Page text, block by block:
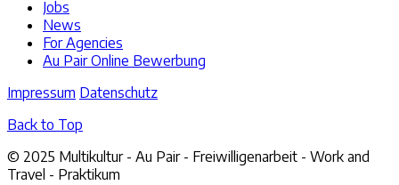
Jobs
News
For Agencies
Au Pair Online Bewerbung
Impressum Datenschutz
Back to Top
© 2025 Multikultur - Au Pair - Freiwilligenarbeit - Work and
Travel - Praktikum